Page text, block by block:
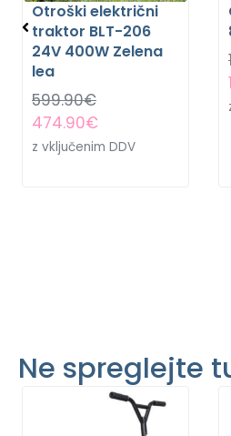
Otroški električni
traktor BLT-206
24V 400W Zelena
lea
599.90€
474.90€
z vključenim DDV
Ne spreglejte